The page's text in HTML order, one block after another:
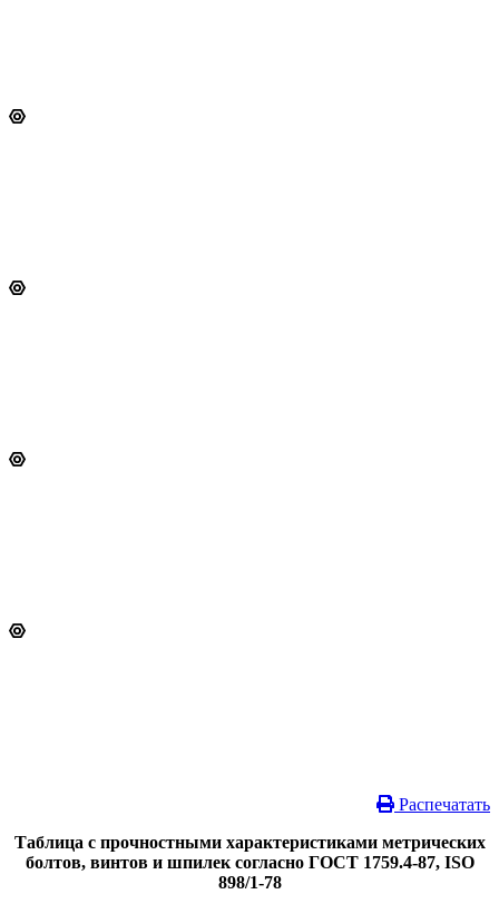
Распечатать
Таблица с прочностными характеристиками метрических
болтов, винтов и шпилек согласно ГОСТ 1759.4-87, ISO
898/1-78